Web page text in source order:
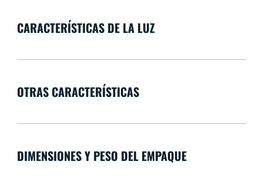
CARACTERÍSTICAS DE LA LUZ
OTRAS CARACTERÍSTICAS
DIMENSIONES Y PESO DEL EMPAQUE